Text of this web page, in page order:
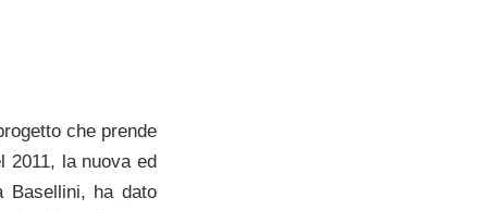
che prende
2011, la nuova ed
Basellini, ha dato